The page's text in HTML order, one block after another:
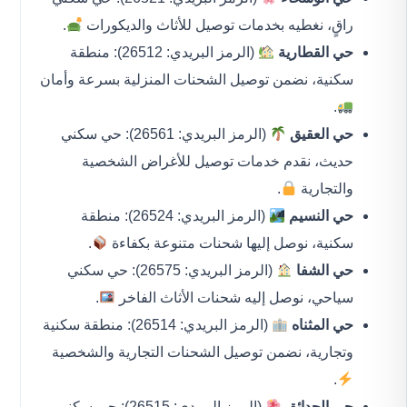
راقٍ، نغطيه بخدمات توصيل للأثاث والديكورات
.
حي القطارية
(الرمز البريدي: 26512): منطقة
سكنية، نضمن توصيل الشحنات المنزلية بسرعة وأمان
.
حي العقيق
(الرمز البريدي: 26561): حي سكني
حديث، نقدم خدمات توصيل للأغراض الشخصية
والتجارية
.
حي النسيم
(الرمز البريدي: 26524): منطقة
سكنية، نوصل إليها شحنات متنوعة بكفاءة
.
حي الشفا
(الرمز البريدي: 26575): حي سكني
سياحي، نوصل إليه شحنات الأثاث الفاخر
.
حي المثناه
(الرمز البريدي: 26514): منطقة سكنية
وتجارية، نضمن توصيل الشحنات التجارية والشخصية
.